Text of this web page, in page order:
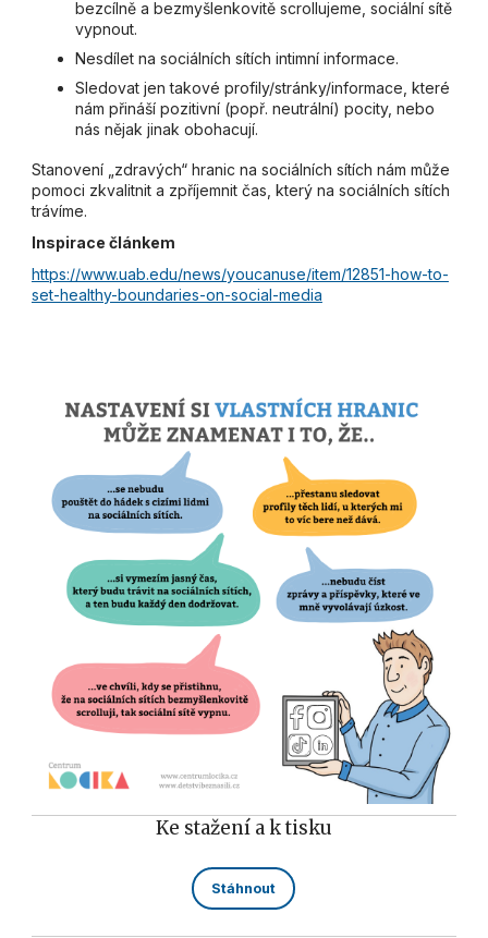
bezcílně a bezmyšlenkovitě scrollujeme, sociální sítě
vypnout.
Nesdílet na sociálních sítích intimní informace.
Sledovat jen takové profily/stránky/informace, které
nám přináší pozitivní (popř. neutrální) pocity, nebo
nás nějak jinak obohacují.
Stanovení „zdravých“ hranic na sociálních sítích nám může
pomoci zkvalitnit a zpříjemnit čas, který na sociálních sítích
trávíme.
Inspirace článkem
https://www.uab.edu/news/youcanuse/item/12851-how-to-
set-healthy-boundaries-on-social-media
Ke stažení a k tisku
Stáhnout